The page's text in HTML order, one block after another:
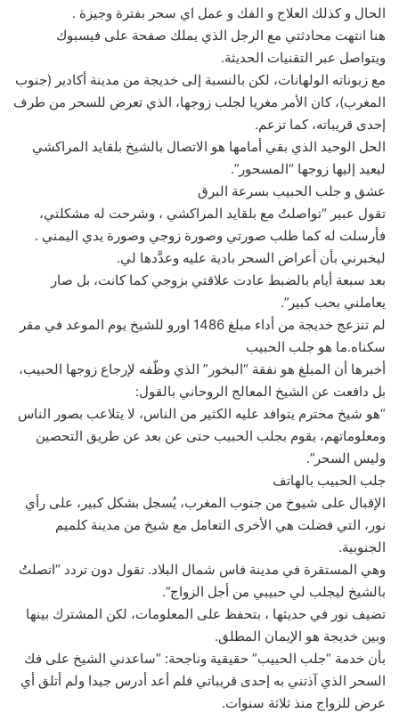
الحال و كذلك العلاج و الفك و عمل اي سحر بفترة وجيزة .
هنا انتهت محادثتي مع الرجل الذي يملك صفحة على فيسبوك
ويتواصل عبر التقنيات الحديثة.
مع زبوناته الولهانات، لكن بالنسبة إلى خديجة من مدينة أكادير (جنوب
المغرب)، كان الأمر مغريا لجلب زوجها، الذي تعرض للسحر من طرف
إحدى قريباته، كما تزعم.
الحل الوحيد الذي بقي أمامها هو الاتصال بالشيخ بلقايد المراكشي
ليعيد إليها زوجها “المسحور”.
عشق و جلب الحبيب بسرعة البرق
تقول عبير “تواصلتُ مع بلقايد المراكشي ، وشرحت له مشكلتي،
فأرسلت له كما طلب صورتي وصورة زوجي وصورة يدي اليمني .
ليخبرني بأن أعراض السحر بادية عليه وعدَّدها لي.
بعد سبعة أيام بالضبط عادت علاقتي بزوجي كما كانت، بل صار
يعاملني بحب كبير”.
لم تنزعج خديجة من أداء مبلغ 1486 اورو للشيخ يوم الموعد في مقر
سكناه.ما هو جلب الحبيب
أخبرها أن المبلغ هو نفقة “البخور” الذي وظّفه لإرجاع زوجها الحبيب،
بل دافعت عن الشيخ المعالج الروحاني بالقول:
“هو شيخ محترم يتوافد عليه الكثير من الناس، لا يتلاعب بصور الناس
ومعلوماتهم، يقوم بجلب الحبيب حتى عن بعد عن طريق التحصين
وليس السحر”.
جلب الحبيب بالهاتف
الإقبال على شيوخ من جنوب المغرب، يُسجل بشكل كبير، على رأي
نور، التي فضلت هي الأخرى التعامل مع شيخ من مدينة كلميم
الجنوبية.
وهي المستقرة في مدينة فاس شمال البلاد. تقول دون تردد “اتصلتُ
بالشيخ ليجلب لي حبيبي من أجل الزواج”.
تضيف نور في حديثها ، بتحفظ على المعلومات، لكن المشترك بينها
وبين خديجة هو الإيمان المطلق.
بأن خدمة “جلب الحبيب” حقيقية وناجحة: “ساعدني الشيخ على فك
السحر الذي آذتني به إحدى قريباتي فلم أعد أدرس جيدا ولم أتلق أي
عرض للزواج منذ ثلاثة سنوات.